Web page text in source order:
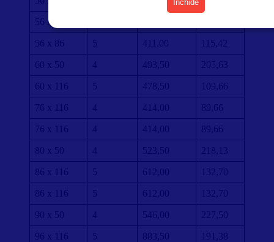
56 x 86
56 x 86 5 411,00 115,42
60 x 50 4 493,50 205,63
60 x 116 5 478,50 109,66
76 x 116 4 414,00 89,66
76 x 116 4 414,00 89,66
80 x 50 4 523,50 218,13
86 x 116 5 612,00 132,70
86 x 116 5 612,00 132,70
90 x 50 4 546,00 227,50
96 x 116 5 883,50 191,38
Închide